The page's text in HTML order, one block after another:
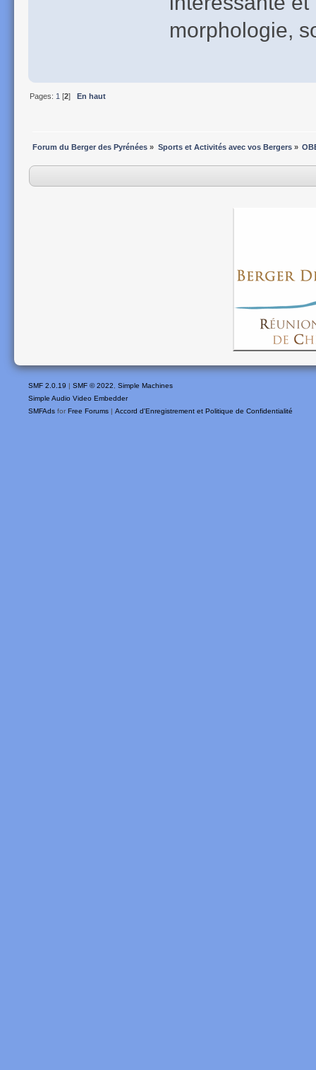
morphologie,
Pages: 1 [2]En haut
Forum du Berger des Pyrénées » Sports et Activités avec vos Bergers»
SMF 2.0.19 | SMF © 2022
Simple Machines
Simple Audio Video Embedder
SMFAds for Free Forums | Accord d'Enregistrement et Politique de Confidentialité